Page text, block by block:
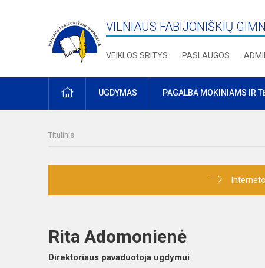
VILNIAUS FABIJONIŠKIŲ
VEIKLOS SRITYS PASLAUGOS
PRADŽIAUGDYMAS PAGALBA MOKINIAMS IR
Titulinis
Rita Adomonienė
Direktoriaus pavaduotoja ugdymui